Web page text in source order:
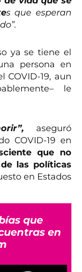
s que esperan
ya se tiene el
persona en
COVID-19, aun
le
aseguró
COVID-19 en
que no
las políticas
en Estados
que
en